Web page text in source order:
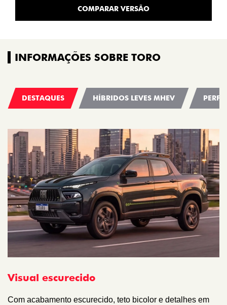
COMPARAR VERSÃO
INFORMAÇÕES SOBRE TORO
DESTAQUES HÍBRIDOS LEVES MHEV
Visual escurecido
Com acabamento escurecido, teto bicolor e detalhes em